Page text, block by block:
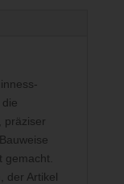
präziser
gemacht.
der Artikel